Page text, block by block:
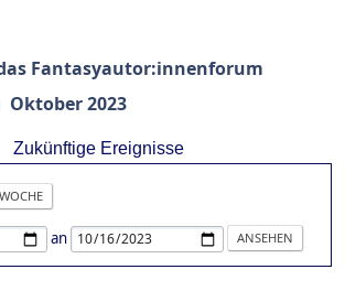
Fantasyautor:innenforum
Oktober 2023
Zukünftige Ereignisse
WOCHE
an